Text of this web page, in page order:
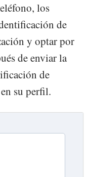
los
de
y optar por
de enviar la
de
su perfil.